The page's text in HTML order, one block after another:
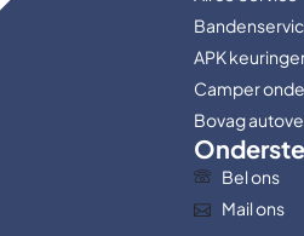
APK
Camper
Bovag
Bel ons
Mail ons